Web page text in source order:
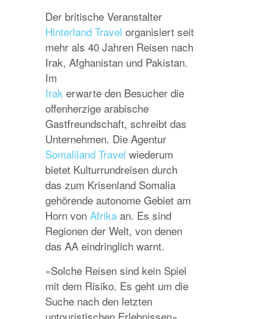
Der britische Veranstalter
Hinterland Travel organisiert seit
mehr als 40 Jahren Reisen nach
Irak, Afghanistan und Pakistan.
Im
Irak erwarte den Besucher die
offenherzige arabische
Gastfreundschaft, schreibt das
Unternehmen. Die Agentur
Somaliland Travel wiederum
bietet Kulturrundreisen durch
das zum Krisenland Somalia
gehörende autonome Gebiet am
Horn von Afrika an. Es sind
Regionen der Welt, von denen
das AA eindringlich warnt.
«Solche Reisen sind kein Spiel
mit dem Risiko. Es geht um die
Suche nach den letzten